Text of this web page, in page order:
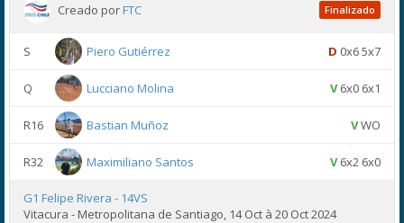
Creado porFTC Finalizado
S Piero Gutiérrez D 0x6 5x7
Q Lucciano Molina V6x0 6x1
R16 Bastian Muñoz VWO
R32 Maximiliano Santos V6x2 6x0
G1 Felipe Rivera - 14VS
Vitacura - Metropolitana de Santiago, 14 Oct à 20 Oct 2024